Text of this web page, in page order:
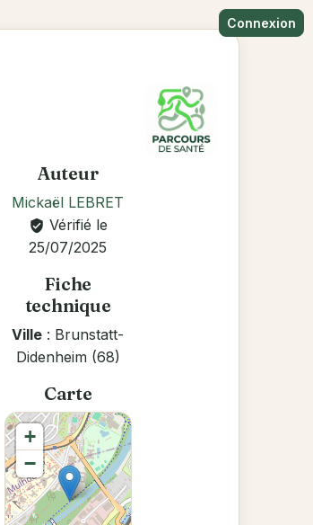
Connexion
Auteur
Mickaël LEBRET
verified_user Vérifié le
25/07/2025
Fiche
technique
Ville : Brunstatt-
Didenheim (68)
Carte
+
−